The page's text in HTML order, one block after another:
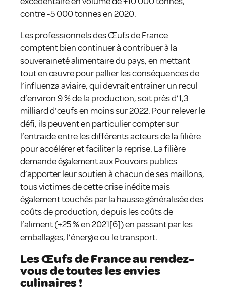
contre -5 000 tonnes en 2020.
Les professionnels des Œufs de France
comptent bien continuer à contribuer à la
souveraineté alimentaire du pays, en mettant
tout en œuvre pour pallier les conséquences de
l’influenza aviaire, qui devrait entrainer un recul
d’environ 9 % de la production, soit près d’1,3
milliard d’œufs en moins sur 2022. Pour relever le
défi, ils peuvent en particulier compter sur
l’entraide entre les différents acteurs de la filière
pour accélérer et faciliter la reprise. La filière
demande également aux Pouvoirs publics
d’apporter leur soutien à chacun de ses maillons,
tous victimes de cette crise inédite mais
également touchés par la hausse généralisée des
coûts de production, depuis les coûts de
l’aliment (+25 % en 2021[6]) en passant par les
emballages, l’énergie ou le transport.
Les Œufs de France au rendez-
vous de toutes les envies
culinaires !